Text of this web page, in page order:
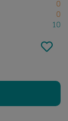
0
0
10